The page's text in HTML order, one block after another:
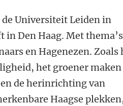
Universiteit Leiden in
in Den Haag. Met thema’s
en Hagenezen. Zoals
het groener maken
de herinrichting van
Haagse